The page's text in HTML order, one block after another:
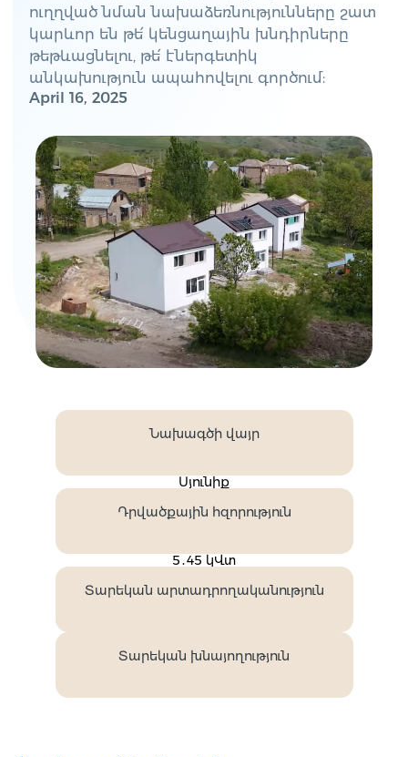
ուղղված նման նախաձեռնությունները շատ
կարևոր են թե՛ կենցաղային խնդիրները
թեթևացնելու, թե՛ էներգետիկ
անկախություն ապահովելու գործում:
April 16, 2025
Նախագծի վայր
Սյունիք
Դրվածքային հզորություն
5․45 կՎտ
Տարեկան արտադրողականություն
Տարեկան խնայողություն